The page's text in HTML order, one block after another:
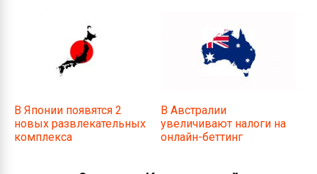
В Японии появятся 2
новых развлекательных
комплекса
В Австралии
увеличивают налоги на
онлайн-беттинг